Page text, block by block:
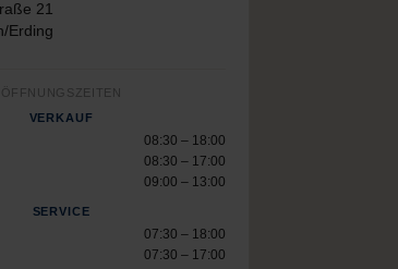
21
Erding
ÖFFNUNGSZEITEN
VERKAUF
08:30 – 18:00
08:30 – 17:00
09:00 – 13:00
SERVICE
07:30 – 18:00
07:30 – 17:00